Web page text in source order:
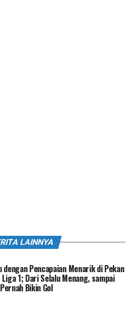
LAINNYA
dengan Pencapaian Menarik di Pekan
1; Dari Selalu Menang, sampai
Bikin Gol